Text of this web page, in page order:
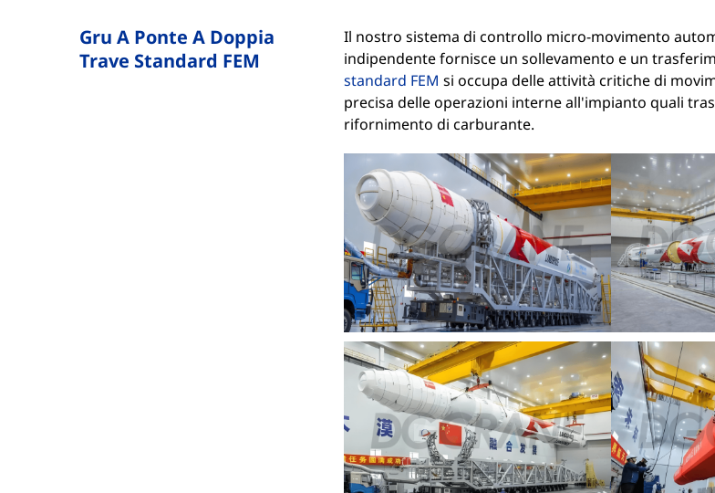
Gru A Ponte A Doppia
Trave Standard FEM
Il nostro sistema di controllo micro-movimento
indipendente fornisce un sollevamento e un
standard FEM si occupa delle attività critiche di
precisa delle operazioni interne all'impianto quali
rifornimento di carburante.